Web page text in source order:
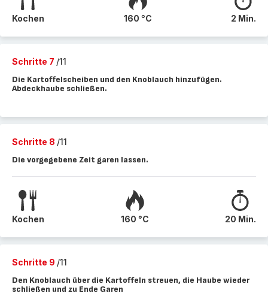
Kochen 160 °C 2 Min.
Schritte 7 /11
Die Kartoffelscheiben und den Knoblauch hinzufügen.
Abdeckhaube schließen.
Schritte 8 /11
Die vorgegebene Zeit garen lassen.
Kochen 160 °C 20 Min.
Schritte 9 /11
Den Knoblauch über die Kartoffeln streuen, die Haube wieder
schließen und zu Ende Garen